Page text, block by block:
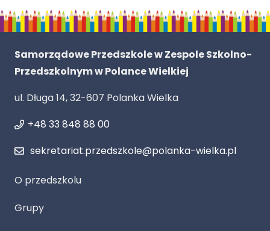
Samorządowe Przedszkole w Zespole Szkolno-
Przedszkolnym w Polance Wielkiej
ul. Długa 14, 32-607 Polanka Wielka
+48 33 848 88 00
sekretariat.przedszkole@polanka-wielka.pl
O przedszkolu
Grupy